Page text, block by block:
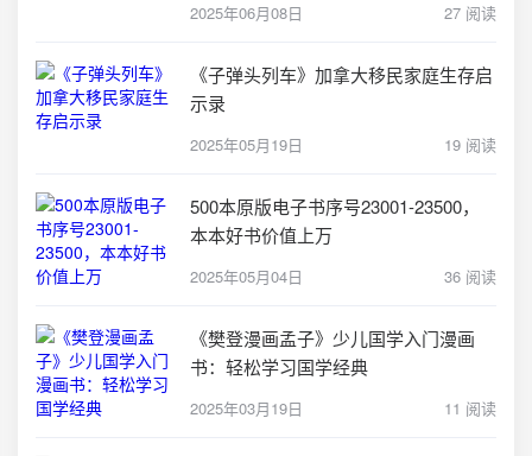
2025年06月08日 27 阅读
《子弹头列车》加拿大移民家庭生存启
示录
2025年05月19日 19 阅读
500本原版电子书序号23001-23500，
本本好书价值上万
2025年05月04日 36 阅读
《樊登漫画孟子》少儿国学入门漫画
书：轻松学习国学经典
2025年03月19日 11 阅读